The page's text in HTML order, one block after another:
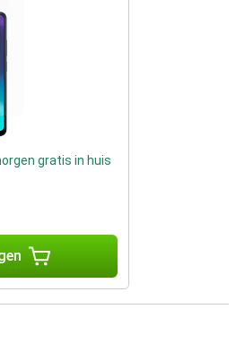
gratis in huis